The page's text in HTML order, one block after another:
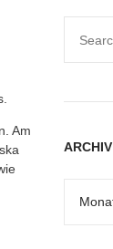
Am
ARCHIV